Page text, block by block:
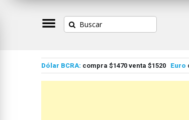
Dólar BCRA: compra $1470 venta $1520 Euro